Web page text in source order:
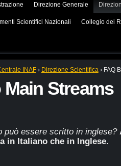
Direzione Generale
Scientifici Nazionali Collegio dei
INAF › Direzione Scientifica › FAQ
Streams
può essere scritto in inglese?
in Italiano che in Inglese.